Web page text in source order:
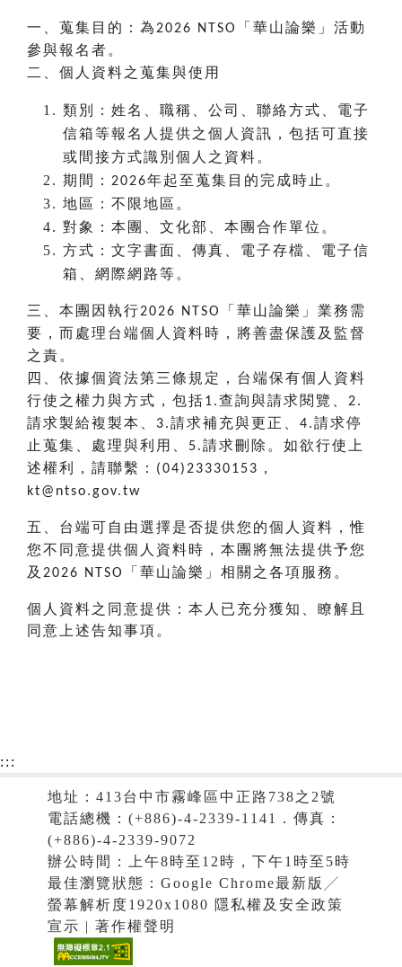
一、蒐集目的：為2026 NTSO
「華山論樂」活動
參與報名者。
二、個人資料之蒐集與使用
類別：姓名、職稱、公司、聯絡方式、電子
信箱等報名人提供之個人資訊，包括可直接
或間接方式識別個人之資料。
期間： 2026年起至蒐集目的完成時止。
地區：不限地區。
對象：本團、文化部、本團合作單位。
方式：文字書面、傳真、電子存檔、電子信
箱、網際網路等。
三、本團因執行2026 NTSO
「華山論樂」業務需
要，而處理台端個人資料時，將善盡保護及監督
之責。
四、依據個資法第三條規定，台端保有個人資料
行使之權力與方式，包括1.查詢與請求閱覽、 2.
請求製給複製本、 3.請求補充與更正、 4.請求停
止蒐集、處理與利用、 5.請求刪除。如欲行使上
述權利，請聯繫： (04)23330153 ，
kt@ntso.gov.tw
五、台端可自由選擇是否提供您的個人資料，惟
您不同意提供個人資料時，本團將無法提供予您
及 2026 NTSO 「華山論樂」相關之各項服務。
個人資料之同意提供：本人已充分獲知、瞭解且
同意上述告知事項。
:::
地址：413台中市霧峰區中正路738之2號
電話總機：(+886)-4-2339-1141．傳真：
(+886)-4-2339-9072
辦公時間：上午8時至12時，下午1時至5時
最佳瀏覽狀態：Google Chrome最新版╱
螢幕解析度1920x1080 隱私權及安全政策
宣示 | 著作權聲明